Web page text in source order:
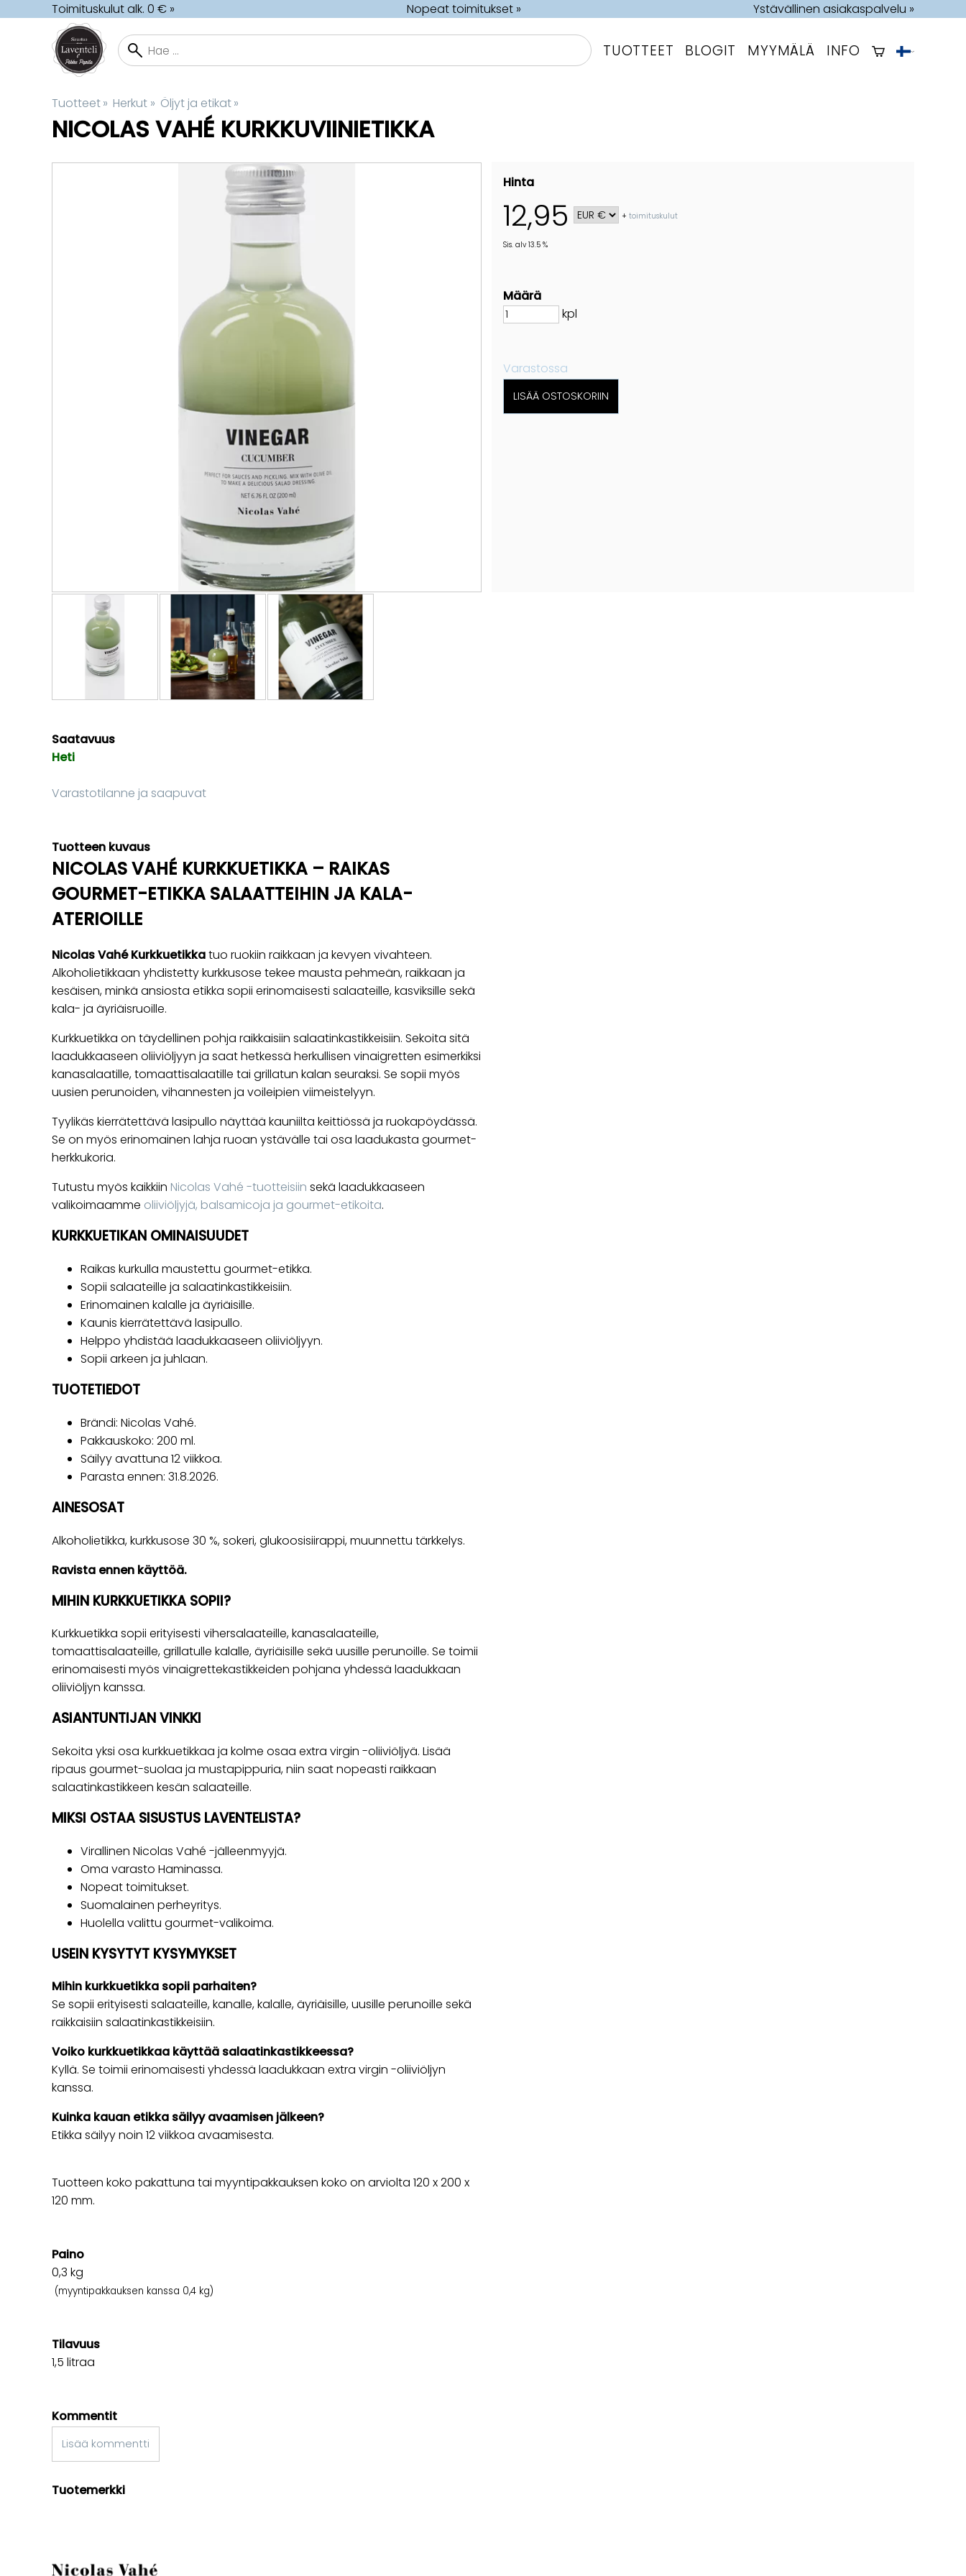
Toimituskulut alk. 0 € » Nopeat toimitukset » Ystävällinen asiakaspalvelu »
TUOTTEET BLOGIT MYYMÄLÄ INFO
Tuotteet‪» Herkut ‪» Öljyt ja etikat‪»
NICOLAS VAHÉ KURKKUVIINIETIKKA
Hinta
12,95 +toimituskulut
Sis. alv 13.5 %
Määrä
kpl
Varastossa
Saatavuus
Heti
Varastotilanne ja saapuvat
Tuotteen kuvaus
NICOLAS VAHÉ KURKKUETIKKA – RAIKAS
GOURMET-ETIKKA SALAATTEIHIN JA KALA-
ATERIOILLE
Nicolas Vahé Kurkkuetikkatuo ruokiin raikkaan ja kevyen vivahteen.
Alkoholietikkaan yhdistetty kurkkusose tekee mausta pehmeän, raikkaan ja
kesäisen, minkä ansiosta etikka sopii erinomaisesti salaateille, kasviksille sekä
kala- ja äyriäisruoille.
Kurkkuetikka on täydellinen pohja raikkaisiin salaatinkastikkeisiin. Sekoita sitä
laadukkaaseen oliiviöljyyn ja saat hetkessä herkullisen vinaigretten esimerkiksi
kanasalaatille, tomaattisalaatille tai grillatun kalan seuraksi. Se sopii myös
uusien perunoiden, vihannesten ja voileipien viimeistelyyn.
Tyylikäs kierrätettävä lasipullo näyttää kauniilta keittiössä ja ruokapöydässä.
Se on myös erinomainen lahja ruoan ystävälle tai osa laadukasta gourmet-
herkkukoria.
Tutustu myös kaikkiin Nicolas Vahé -tuotteisiin sekä laadukkaaseen
valikoimaamme oliiviöljyjä, balsamicoja ja gourmet-etikoita.
KURKKUETIKAN OMINAISUUDET
Raikas kurkulla maustettu gourmet-etikka.
Sopii salaateille ja salaatinkastikkeisiin.
Erinomainen kalalle ja äyriäisille.
Kaunis kierrätettävä lasipullo.
Helppo yhdistää laadukkaaseen oliiviöljyyn.
Sopii arkeen ja juhlaan.
TUOTETIEDOT
Brändi: Nicolas Vahé.
Pakkauskoko: 200 ml.
Säilyy avattuna 12 viikkoa.
Parasta ennen: 31.8.2026.
AINESOSAT
Alkoholietikka, kurkkusose 30 %, sokeri, glukoosisiirappi, muunnettu tärkkelys.
Ravista ennen käyttöä.
MIHIN KURKKUETIKKA SOPII?
Kurkkuetikka sopii erityisesti vihersalaateille, kanasalaateille,
tomaattisalaateille, grillatulle kalalle, äyriäisille sekä uusille perunoille. Se toimii
erinomaisesti myös vinaigrettekastikkeiden pohjana yhdessä laadukkaan
oliiviöljyn kanssa.
ASIANTUNTIJAN VINKKI
Sekoita yksi osa kurkkuetikkaa ja kolme osaa extra virgin -oliiviöljyä. Lisää
ripaus gourmet-suolaa ja mustapippuria, niin saat nopeasti raikkaan
salaatinkastikkeen kesän salaateille.
MIKSI OSTAA SISUSTUS LAVENTELISTA?
Virallinen Nicolas Vahé -jälleenmyyjä.
Oma varasto Haminassa.
Nopeat toimitukset.
Suomalainen perheyritys.
Huolella valittu gourmet-valikoima.
USEIN KYSYTYT KYSYMYKSET
Mihin kurkkuetikka sopii parhaiten?
Se sopii erityisesti salaateille, kanalle, kalalle, äyriäisille, uusille perunoille sekä
raikkaisiin salaatinkastikkeisiin.
Voiko kurkkuetikkaa käyttää salaatinkastikkeessa?
Kyllä. Se toimii erinomaisesti yhdessä laadukkaan extra virgin -oliiviöljyn
kanssa.
Kuinka kauan etikka säilyy avaamisen jälkeen?
Etikka säilyy noin 12 viikkoa avaamisesta.
Tuotteen koko pakattuna tai myyntipakkauksen koko on arviolta 120 x 200 x
120 mm.
Paino
0,3 kg
(myyntipakkauksen kanssa 0,4 kg)
Tilavuus
1,5 litraa
Kommentit
Lisää kommentti
Tuotemerkki